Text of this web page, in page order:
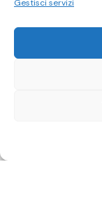
Gestisci servizi